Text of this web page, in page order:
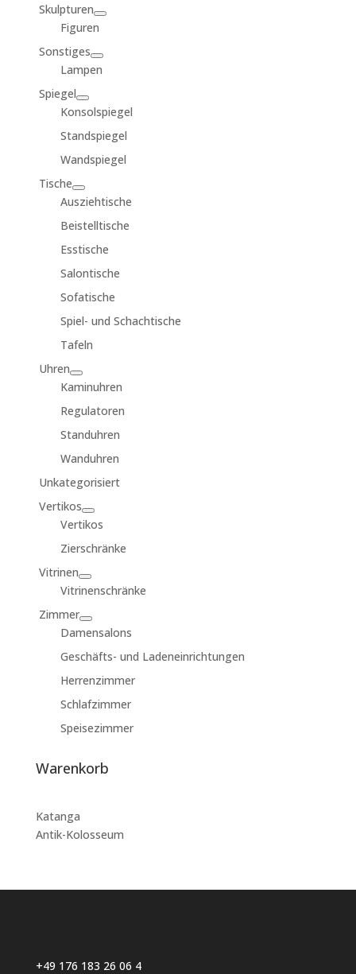
Skulpturen
Figuren
Sonstiges
Lampen
Spiegel
Konsolspiegel
Standspiegel
Wandspiegel
Tische
Ausziehtische
Beistelltische
Esstische
Salontische
Sofatische
Spiel- und Schachtische
Tafeln
Uhren
Kaminuhren
Regulatoren
Standuhren
Wanduhren
Unkategorisiert
Vertikos
Vertikos
Zierschränke
Vitrinen
Vitrinenschränke
Zimmer
Damensalons
Geschäfts- und Ladeneinrichtungen
Herrenzimmer
Schlafzimmer
Speisezimmer
Warenkorb
Katanga
Antik-Kolosseum
+49 176 183 26 06 4